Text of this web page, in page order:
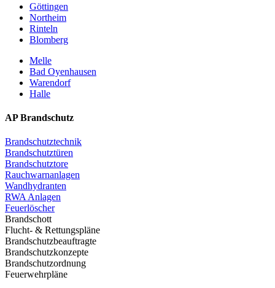
Göttingen
Northeim
Rinteln
Blomberg
Melle
Bad Oyenhausen
Warendorf
Halle
AP Brandschutz
Brandschutztechnik
Brandschutztüren
Brandschutztore
Rauchwarnanlagen
Wandhydranten
RWA Anlagen
Feuerlöscher
Brandschott
Flucht- & Rettungspläne
Brandschutzbeauftragte
Brandschutzkonzepte
Brandschutzordnung
Feuerwehrpläne